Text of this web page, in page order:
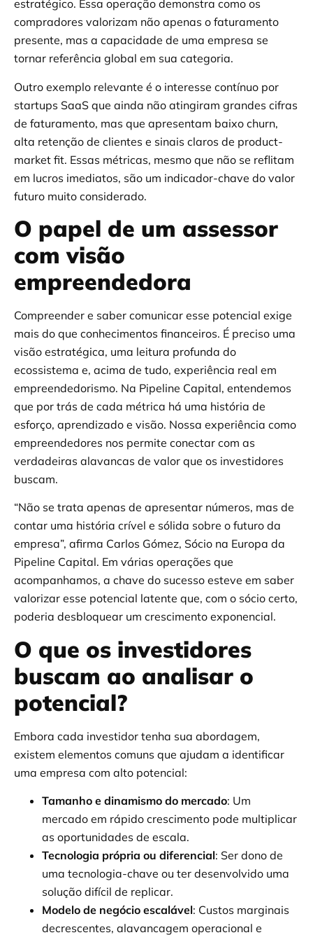
estratégico. Essa operação demonstra como os
compradores valorizam não apenas o faturamento
presente, mas a capacidade de uma empresa se
tornar referência global em sua categoria.
Outro exemplo relevante é o interesse contínuo por
startups SaaS que ainda não atingiram grandes cifras
de faturamento, mas que apresentam baixo churn,
alta retenção de clientes e sinais claros de product-
market fit. Essas métricas, mesmo que não se reflitam
em lucros imediatos, são um indicador-chave do valor
futuro muito considerado.
O papel de um assessor
com visão
empreendedora
Compreender e saber comunicar esse potencial exige
mais do que conhecimentos financeiros. É preciso uma
visão estratégica, uma leitura profunda do
ecossistema e, acima de tudo, experiência real em
empreendedorismo. Na Pipeline Capital, entendemos
que por trás de cada métrica há uma história de
esforço, aprendizado e visão. Nossa experiência como
empreendedores nos permite conectar com as
verdadeiras alavancas de valor que os investidores
buscam.
“Não se trata apenas de apresentar números, mas de
contar uma história crível e sólida sobre o futuro da
empresa”, afirma Carlos Gómez, Sócio na Europa da
Pipeline Capital. Em várias operações que
acompanhamos, a chave do sucesso esteve em saber
valorizar esse potencial latente que, com o sócio certo,
poderia desbloquear um crescimento exponencial.
O que os investidores
buscam ao analisar o
potencial?
Embora cada investidor tenha sua abordagem,
existem elementos comuns que ajudam a identificar
uma empresa com alto potencial:
Tamanho e dinamismo do mercado: Um
mercado em rápido crescimento pode multiplicar
as oportunidades de escala.
Tecnologia própria ou diferencial: Ser dono de
uma tecnologia-chave ou ter desenvolvido uma
solução difícil de replicar.
Modelo de negócio escalável: Custos marginais
decrescentes, alavancagem operacional e